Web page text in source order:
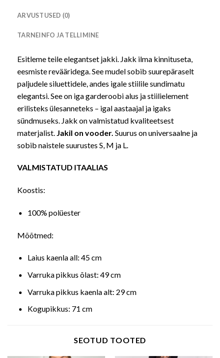
ARVUSTUSED (0)
TARNEINFO JA TELLIMINE
Esitleme teile elegantset jakki. Jakk ilma kinnituseta,
eesmiste revääridega. See mudel sobib suurepäraselt
paljudele siluettidele, andes igale stiilile sundimatu
elegantsi. See on iga garderoobi alus ja stiilielement
erilisteks ülesanneteks – igal aastaajal ja igaks
sündmuseks. Jakk on valmistatud kvaliteetsest
materjalist. Jakil on vooder. Suurus on universaalne ja
sobib naistele suurustes S, M ja L.
VALMISTATUD ITAALIAS
Koostis:
100% polüester
Mõõtmed:
Laius kaenla all: 45 cm
Varruka pikkus õlast: 49 cm
Varruka pikkus kaenla alt: 29 cm
Kogupikkus: 71 cm
SEOTUD TOOTED